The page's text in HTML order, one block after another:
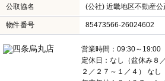
公取協名 (公社) 近畿地区不動産
物件番号 85473566-26024602
営業時間：09:30～19:00
定休日：なし（盆休み８
２／２７～１／４） なし